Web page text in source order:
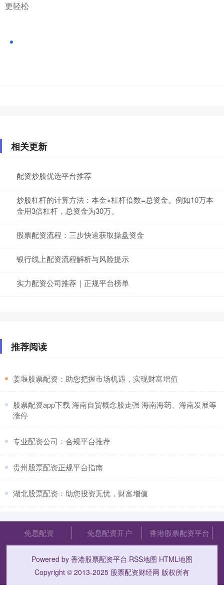
更轻松
相关更新
配资炒股优选平台推荐
炒股杠杆的计算方法：本金×杠杆倍数=总资金。例如10万本
金用3倍杠杆，总资金为30万。
股票配资流程：三步快速获取操盘资金
银行线上配资流程解析与风险提示
实力配资公司推荐｜正规平台榜单
推荐阅读
​姜堰股票配资：助您把握市场机遇，实现财富增值
​股票配资app下载 海南自贸概念股走强 海南海药、海南发展等
涨停
​专业配资公司：合规平台推荐
​贵州股票配资正规平台指南
​湖北股票配资：助您投资无忧，财富增值
免息配资 免息配资开户 香港股票配资平台
Powered by 香港股票配资平台 RSS地图 HTML地图
Copyright © 2013-2025 股票配资财经网 版权所有